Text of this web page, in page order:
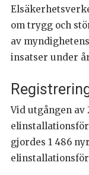
om trygg och
av
insatser under
Vid utgången av
gjordes 1 486